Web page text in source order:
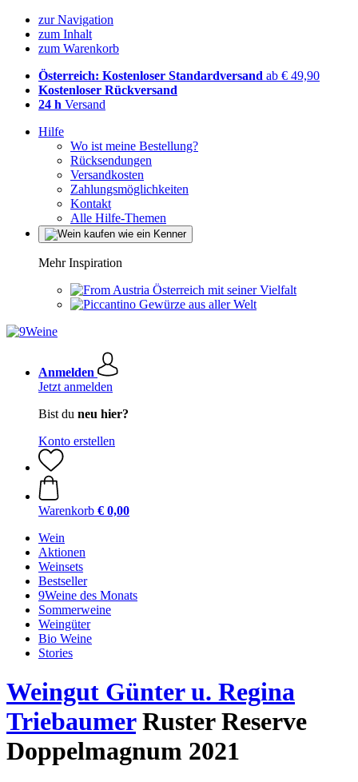
zur Navigation
zum Inhalt
zum Warenkorb
Österreich: Kostenloser Standardversand ab € 49,90
Kostenloser Rückversand
24 h Versand
Hilfe
Wo ist meine Bestellung?
Rücksendungen
Versandkosten
Zahlungsmöglichkeiten
Kontakt
Alle Hilfe-Themen
Mehr Inspiration
Österreich mit seiner Vielfalt
Gewürze aus aller Welt
Anmelden
Jetzt anmelden
Bist du neu hier?
Konto erstellen
Warenkorb € 0,00
Wein
Aktionen
Weinsets
Bestseller
9Weine des Monats
Sommerweine
Weingüter
Bio Weine
Stories
Weingut Günter u. Regina
TriebaumerRuster Reserve
Doppelmagnum 2021